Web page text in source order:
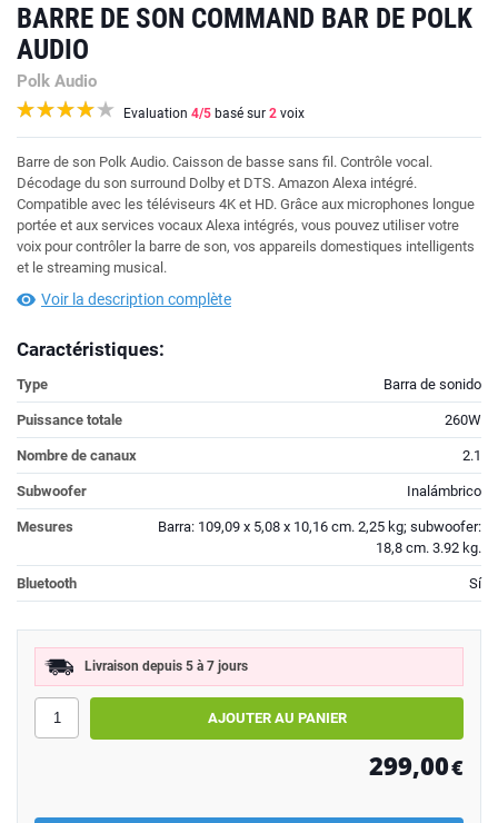
BARRE DE SON COMMAND BAR DE POLK
AUDIO
Polk Audio
Evaluation 4/5 basé sur 2 voix
Barre de son Polk Audio. Caisson de basse sans fil. Contrôle vocal.
Décodage du son surround Dolby et DTS. Amazon Alexa intégré.
Compatible avec les téléviseurs 4K et HD. Grâce aux microphones longue
portée et aux services vocaux Alexa intégrés, vous pouvez utiliser votre
voix pour contrôler la barre de son, vos appareils domestiques intelligents
et le streaming musical.
Voir la description complète
Caractéristiques:
Type Barra de sonido
Puissance totale 260W
Nombre de canaux 2.1
Subwoofer Inalámbrico
Mesures
Barra: 109,09 x 5,08 x 10,16 cm. 2,25 kg; subwoofer:
18,8 cm. 3.92 kg.
Bluetooth Sí
Livraison depuis 5 à 7 jours
299,00€